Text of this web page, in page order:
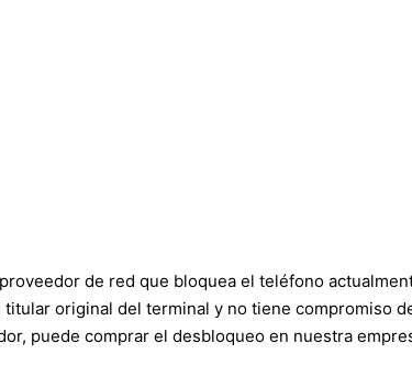
de red que bloquea el teléfono
original del terminal y no tiene compromiso
puede comprar el desbloqueo en nuestra